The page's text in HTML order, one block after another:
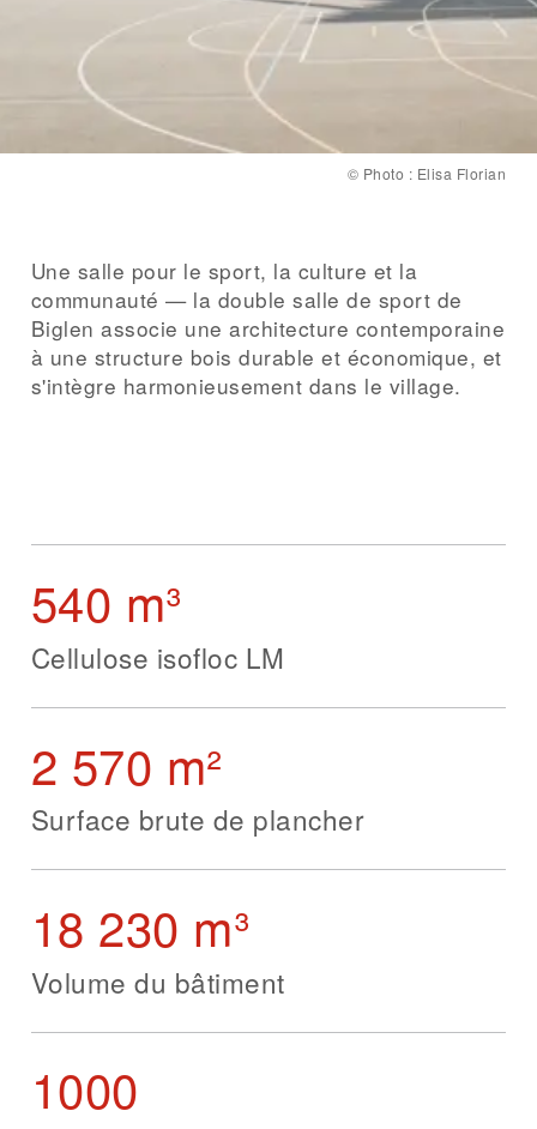
Schaerholzbau AG, Altbüron (LU)
Achèvement
© Photo : Elisa Florian
Une salle pour le sport, la culture et la
communauté — la double salle de sport de
Biglen associe une architecture contemporaine
à une structure bois durable et économique, et
s'intègre harmonieusement dans le village.
540 m³
Cellulose isofloc LM
2 570 m²
Surface brute de plancher
18 230 m³
Volume du bâtiment
1000